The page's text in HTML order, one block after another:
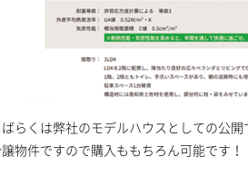
ばらくは弊社のモデルハウスとしての公開
物件ですので購入ももちろん可能です！